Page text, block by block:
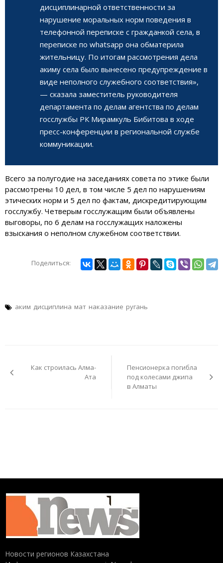
дисциплинарной ответственности за
нарушение моральных норм поведения в
телефонной переписке с гражданкой села, в
переписке по whatsapp она обматерила
жительницу. По итогам рассмотрения дела
акиму села было вынесено предупреждение в
виде неполного служебного соответствия»,
— сказала заместитель руководителя
департамента по делам агентства по делам
госслужбы РК Мирамкуль Бибитова в ходе
пресс-конференции в региональной службе
коммуникации.
Всего за полугодие на заседаниях совета по этике были
рассмотрены 10 дел, в том числе 5 дел по нарушениям
этических норм и 5 дел по фактам, дискредитирующим
госслужбу. Четверым госслужащим были объявлены
выговоры, по 6 делам на госслужащих наложены
взыскания о неполном служебном соответствии.
Поделиться:
аким дисциплина мат наказание ругань
записямКак строилась Алма-
Ата
Пенсионерка погибла
под колесами джипа
в Алматы
Новости регионов Казахстана